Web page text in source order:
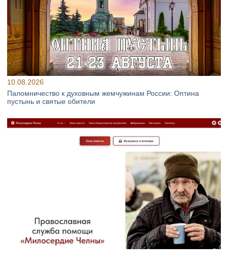
10.08.2026
Паломничество к духовным жемчужинам России: Оптина
пустынь и святые обители